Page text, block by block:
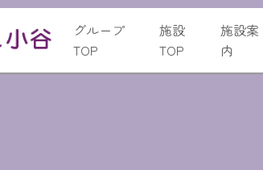
グループ
TOP
施設
TOP
施設案
内